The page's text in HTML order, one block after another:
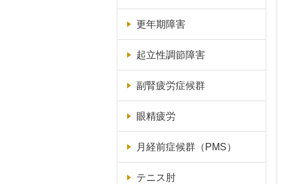
更年期障害
起立性調節障害
副腎疲労症候群
眼精疲労
月経前症候群（PMS）
テニス肘